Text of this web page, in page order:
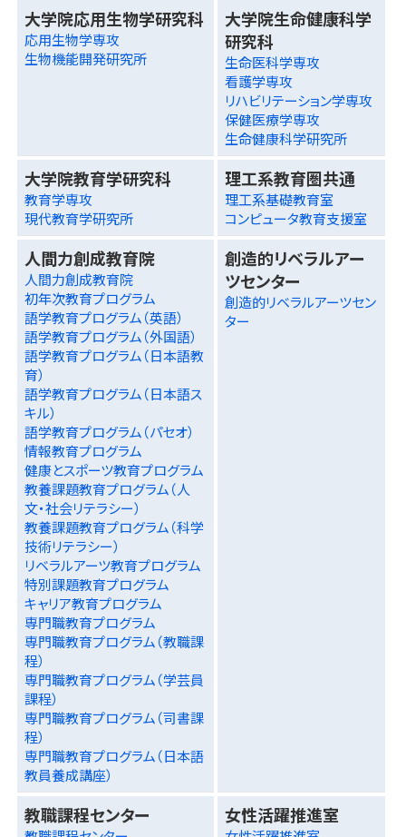
大学院応用生物学研究科
応用生物学専攻
生物機能開発研究所
大学院生命健康科学
研究科
生命医科学専攻
看護学専攻
リハビリテーション学専攻
保健医療学専攻
生命健康科学研究所
大学院教育学研究科
教育学専攻
現代教育学研究所
理工系教育圏共通
理工系基礎教育室
コンピュータ教育支援室
人間力創成教育院
人間力創成教育院
初年次教育プログラム
語学教育プログラム（英語）
語学教育プログラム（外国語）
語学教育プログラム（日本語教
育）
語学教育プログラム（日本語ス
キル）
語学教育プログラム（パセオ）
情報教育プログラム
健康とスポーツ教育プログラム
教養課題教育プログラム（人
文・社会リテラシー）
教養課題教育プログラム（科学
技術リテラシー）
リベラルアーツ教育プログラム
特別課題教育プログラム
キャリア教育プログラム
専門職教育プログラム
専門職教育プログラム（教職課
程）
専門職教育プログラム（学芸員
課程）
専門職教育プログラム（司書課
程）
専門職教育プログラム（日本語
教員養成講座）
創造的リベラルアー
ツセンター
創造的リベラルアーツセン
ター
教職課程センター 女性活躍推進室